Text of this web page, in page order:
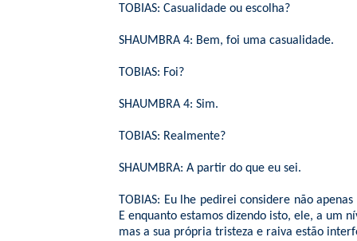
TOBIAS: Casualidade ou escolha?
SHAUMBRA 4: Bem, foi uma casualidade.
TOBIAS: Foi?
SHAUMBRA 4: Sim.
TOBIAS: Realmente?
SHAUMBRA: A partir do que eu sei.
TOBIAS: Eu lhe pedirei considere não
E enquanto estamos dizendo isto, ele, a um
mas a sua própria tristeza e raiva estão